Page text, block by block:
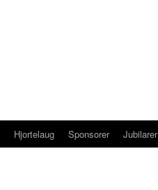
Hjortelaug Sponsorer Jubilarer